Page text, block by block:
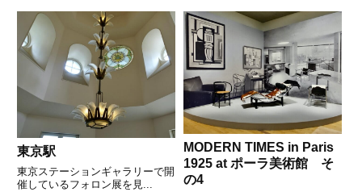
東京駅
東京ステーションギャラリーで開
催しているフォロン展を見...
MODERN TIMES in Paris
1925 at ポーラ美術館 そ
の4